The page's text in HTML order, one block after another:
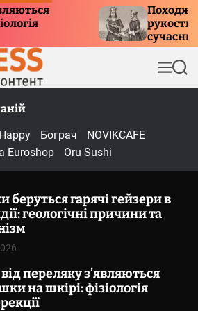
Походження
сучасний
М
е
П
о
Бограч
NOVIKCAFE
Euroshop Oru Sushi
беруться гарячі гейзери в
геологічні причини та
переляку з’являються
на шкірі: фізіологія